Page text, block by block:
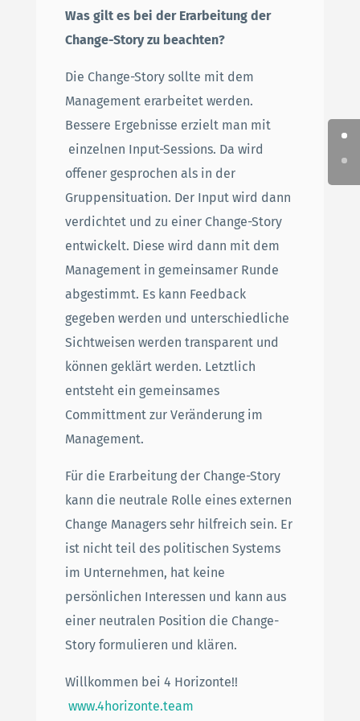
Was gilt es bei der Erarbeitung der
Change-Story zu beachten?
Die Change-Story sollte mit dem
Management erarbeitet werden.
Bessere Ergebnisse erzielt man mit
einzelnen Input-Sessions. Da wird
offener gesprochen als in der
Gruppensituation. Der Input wird dann
verdichtet und zu einer Change-Story
entwickelt. Diese wird dann mit dem
Management in gemeinsamer Runde
abgestimmt. Es kann Feedback
gegeben werden und unterschiedliche
Sichtweisen werden transparent und
können geklärt werden. Letztlich
entsteht ein gemeinsames
Committment zur Veränderung im
Management.
Für die Erarbeitung der Change-Story
kann die neutrale Rolle eines externen
Change Managers sehr hilfreich sein. Er
ist nicht teil des politischen Systems
im Unternehmen, hat keine
persönlichen Interessen und kann aus
einer neutralen Position die Change-
Story formulieren und klären.
Willkommen bei 4 Horizonte!!
www.4horizonte.team